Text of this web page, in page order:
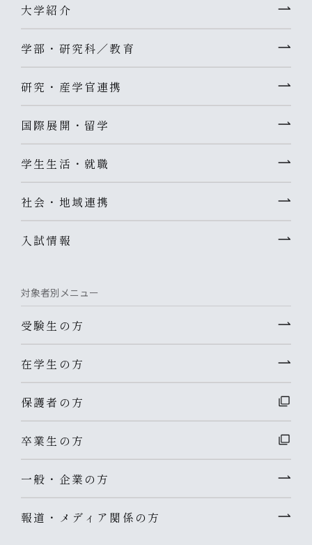
大学紹介
学部・研究科／教育
研究・産学官連携
国際展開・留学
学生生活・就職
社会・地域連携
入試情報
対象者別メニュー
受験生の方
在学生の方
保護者の方
卒業生の方
一般・企業の方
報道・メディア関係の方